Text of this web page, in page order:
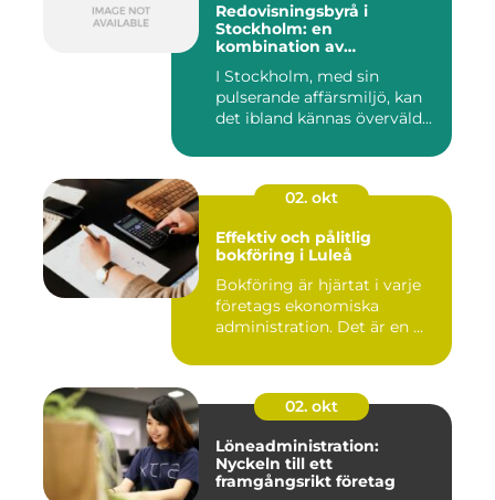
Redovisningsbyrå i
Stockholm: en
kombination av
personlig service
I Stockholm, med sin
pulserande affärsmiljö, kan
det ibland kännas överväld...
02. okt
Effektiv och pålitlig
bokföring i Luleå
Bokföring är hjärtat i varje
företags ekonomiska
administration. Det är en ...
02. okt
Löneadministration:
Nyckeln till ett
framgångsrikt företag